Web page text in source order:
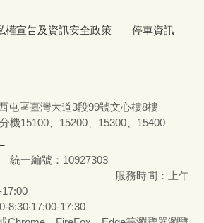
權宣告及資訊安全政策 停車資訊
屯區臺灣大道3段99號文心樓8樓
機15100、15200、15300、15400
統一編號 ： 10927303
間：上午
17:00
8:30‧17:00-17:30